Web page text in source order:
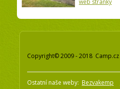
web stránky
Copyright© 2009 - 2018
Ostatní naše weby: Bezvakemp